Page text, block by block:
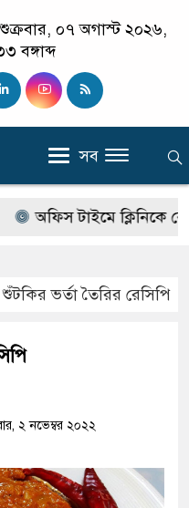
শুক্রবার, ০৭ অগাস্ট ২০২৬,
বঙ্গাব্দ
সব
টাইমে ক্লিনিকে রোগী
শুঁটকির ভর্তা তৈরির রেসিপি
২ নভেম্বর ২০২২